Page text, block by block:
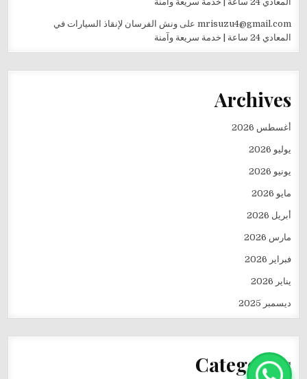
mrisuzu4@gmail.com علىونش الفرسان لإنقاذ السيارات في
المعادي 24 ساعة | خدمة سريعة وآمنة
Archives
أغسطس 2026
يوليو 2026
يونيو 2026
مايو 2026
أبريل 2026
مارس 2026
فبراير 2026
يناير 2026
ديسمبر 2025
Categories